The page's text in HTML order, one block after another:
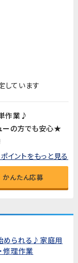
ています
作業♪
ーの方でも安心★
イントをもっと見る
かんたん応募
められる♪家庭用
修理作業